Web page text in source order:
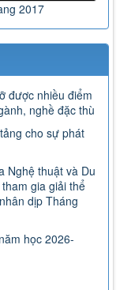
2017
được nhiều điểm
nghề đặc thù
cho sự phát
Nghệ thuật và Du
gia giải thể
dịp Tháng
học 2026-